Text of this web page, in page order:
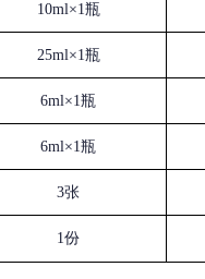
10ml×1瓶
25ml×1瓶
6ml×1瓶
6ml×1瓶
3张
1份